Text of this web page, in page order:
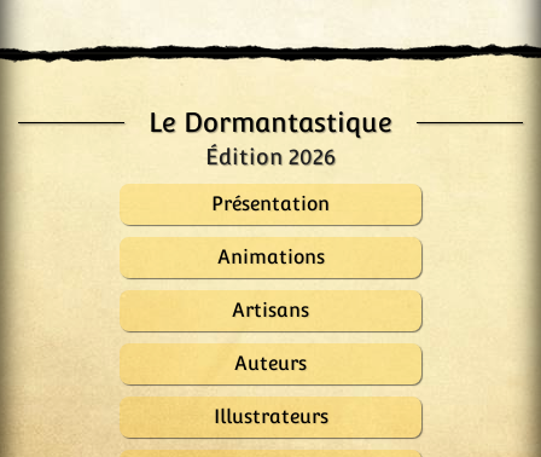
Le Dormantastique
Édition 2026
Présentation
Animations
Artisans
Auteurs
Illustrateurs